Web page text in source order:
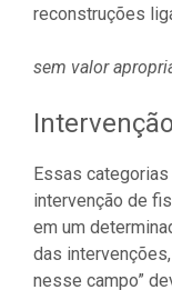
reconstruções
sem valor
Essas
intervenção de
em um
das
nesse campo”